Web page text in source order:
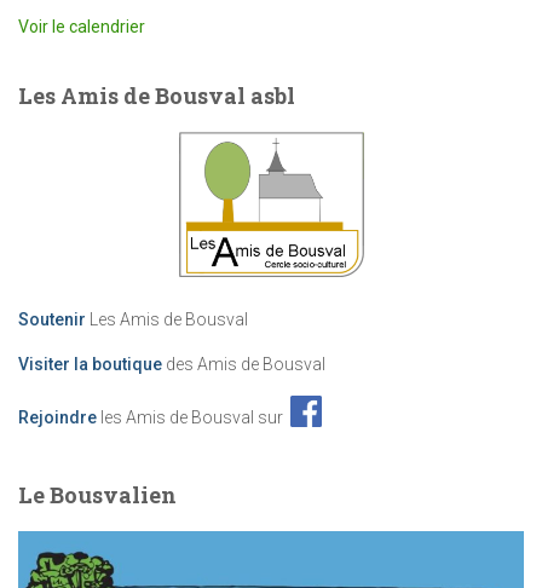
Voir le calendrier
Les Amis de Bousval asbl
Soutenir Les Amis de Bousval
Visiter la boutique des Amis de Bousval
Rejoindre les Amis de Bousval sur
Le Bousvalien